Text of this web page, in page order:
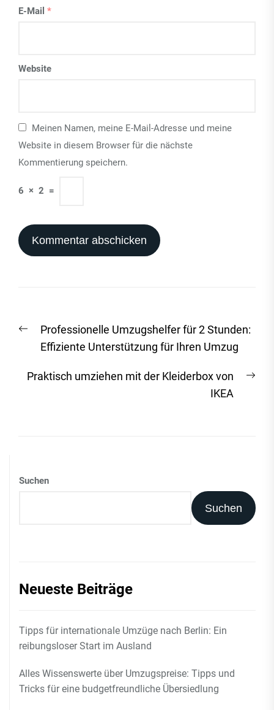
E-Mail *
Website
Meinen Namen, meine E-Mail-Adresse und meine
Website in diesem Browser für die nächste
Kommentierung speichern.
6 × 2 =
Navigation
Vorheriger
Beitrag:
Professionelle Umzugshelfer für 2 Stunden:
Effiziente Unterstützung für Ihren Umzug
Praktisch umziehen mit der Kleiderbox von
IKEA
Suchen
Suchen
Neueste Beiträge
Tipps für internationale Umzüge nach Berlin: Ein
reibungsloser Start im Ausland
Alles Wissenswerte über Umzugspreise: Tipps und
Tricks für eine budgetfreundliche Übersiedlung